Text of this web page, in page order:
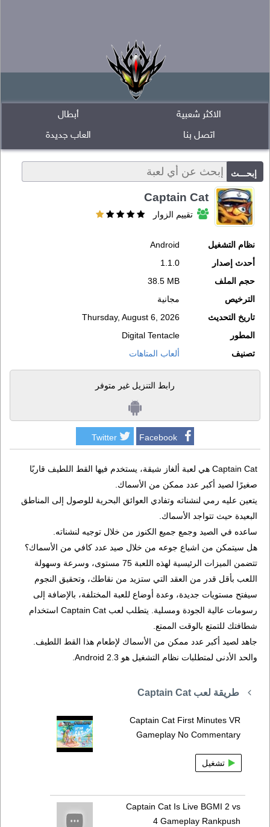
أبطال
الاكثر شعبية
العاب جديدة
اتصل بنا
Captain Cat
تقييم الزوار
نظام التشغيل
Android
أحدث إصدار
1.1.0
حجم الملف
38.5 MB
الترخيص
مجانية
تاريخ التحديث
Thursday, August 6, 2026
المطور
Digital Tentacle
تصنيف
ألعاب المتاهات
رابط التنزيل غير متوفر
Facebook
Twitter
Captain Cat هي لعبة ألغاز شيقة، يستخدم فيها القط اللطيف قاربًا
صغيرًا لصيد أكبر عدد ممكن من الأسماك.
يتعين عليه رمي لنشناته وتفادي العوائق البحرية للوصول إلى المناطق
البعيدة حيث تتواجد الأسماك.
ساعده في الصيد وجمع جميع الكنوز من خلال توجيه لنشناته.
هل سيتمكن من اشباع جوعه من خلال صيد عدد كافي من الأسماك؟
تتضمن الميزات الرئيسية لهذه اللعبة 75 مستوى، وسرعة وسهولة
اللعب بأقل قدر من العقد التي ستزيد من نقاطك، وتحقيق النجوم
سيفتح مستويات جديدة، وعدة أوضاع للعبة المختلفة، بالإضافة إلى
رسومات عالية الجودة ومسلية. يتطلب لعب Captain Cat استخدام
شطافتك للتمتع بالوقت الممتع.
جاهد لصيد أكبر عدد ممكن من الأسماك لإطعام هذا القط اللطيف.
والحد الأدنى لمتطلبات نظام التشغيل هو Android 2.3.
طريقة لعب Captain Cat
Captain Cat First Minutes VR
Gameplay No Commentary
تشغيل
Captain Cat Is Live BGMI 2 vs
4 Gameplay Rankpush